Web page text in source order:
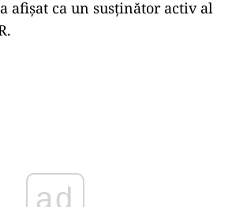
perioadă 120 de zile, ori la
ori la Mănăstirea Sfintei Cruci.
provocate și opulența afișată,
elicoptere și avioane private.